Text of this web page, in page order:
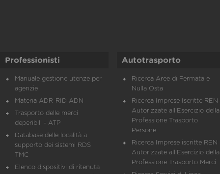
Professionisti
Manuale gestione utenze per
agenzie
Materia ADR-RID-ADN
Trasporto delle merci
deperibili - ATP
Database delle località a
supporto dei sistemi RDS
TMC
Elenco dispositivi di ritenuta
Autotrasporto
Ricerca Aree di Fermata e
Nulla Osta
Ricerca Imprese Iscritte REN
Autorizzate all'Esercizio della
Professione Trasporto
Persone
Ricerca Imprese iscritte REN
Autorizzate all'Esercizio della
Professione Trasporto Merci